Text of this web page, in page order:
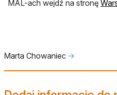
MAL-ach wejdź na stronę
Marta Chowaniec 🡢